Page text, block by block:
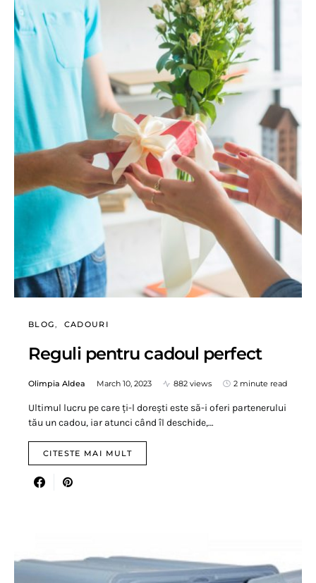
BLOG CADOURI
Reguli pentru cadoul perfect
Olimpia Aldea March 10, 2023 882 views 2 minute read
Ultimul lucru pe care ți-l dorești este să-i oferi partenerului
tău un cadou, iar atunci când îl deschide,…
CITESTE MAI MULT